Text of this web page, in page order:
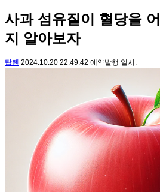
사과 섬유질이 혈당을
지 알아보자
탑텐 2024.10.20 22:49:42 예약발행 일시: